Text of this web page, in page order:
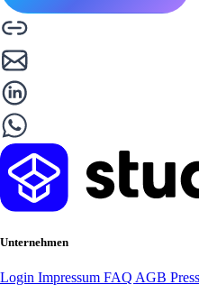
Unternehmen
Login Impressum FAQ AGB